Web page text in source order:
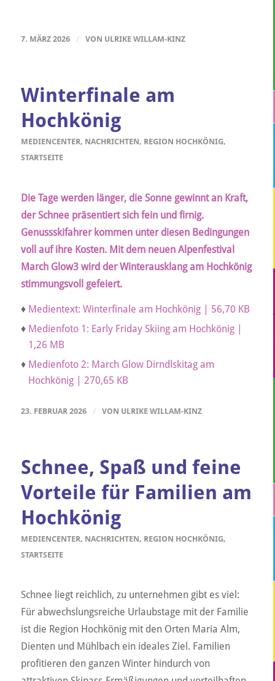
7. MÄRZ 2026 / VON ULRIKE WILLAM-KINZ
Winterfinale am
Hochkönig
MEDIENCENTER, NACHRICHTEN, REGION HOCHKÖNIG,
STARTSEITE
Die Tage werden länger, die Sonne gewinnt an Kraft,
der Schnee präsentiert sich fein und firnig.
Genussskifahrer kommen unter diesen Bedingungen
voll auf ihre Kosten. Mit dem neuen Alpenfestival
March Glow3 wird der Winterausklang am Hochkönig
stimmungsvoll gefeiert.
♦ Medientext: Winterfinale am Hochkönig | 56,70 KB
♦ Medienfoto 1: Early Friday Skiing am Hochkönig |
1,26 MB
♦ Medienfoto 2: March Glow Dirndlskitag am
Hochkönig | 270,65 KB
23. FEBRUAR 2026 / VON ULRIKE WILLAM-KINZ
Schnee, Spaß und feine
Vorteile für Familien am
Hochkönig
MEDIENCENTER, NACHRICHTEN, REGION HOCHKÖNIG,
STARTSEITE
Schnee liegt reichlich, zu unternehmen gibt es viel:
Für abwechslungsreiche Urlaubstage mit der Familie
ist die Region Hochkönig mit den Orten Maria Alm,
Dienten und Mühlbach ein ideales Ziel. Familien
profitieren den ganzen Winter hindurch von